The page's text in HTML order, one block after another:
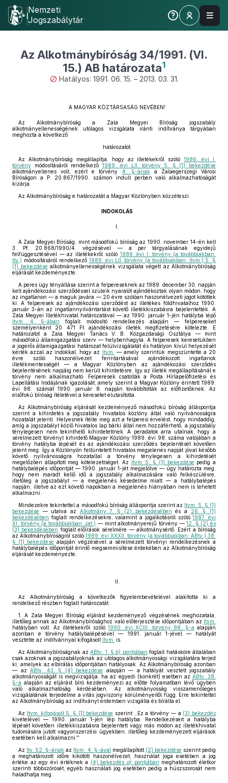
Nemzeti
Jogszabálytár
Az Alkotmánybíróság 34/1991. (VI.
15.) AB határozata1
Hatályos: 1991. 06. 15. – 2013. 03. 31.
A MAGYAR KÖZTÁRSASÁG NEVÉBEN!
Az Alkotmánybíróság a Zala Megyei Bíróság jogszabály
alkotmányellenességének utólagos vizsgálata iránti indítványa tárgyában
meghozta a következő
határozatot.
Az Alkotmánybíróság megállapítja, hogy az illetékekről szóló1986. évi I.
törvény módosításáról rendelkező1989. évi LII. törvény 5. § (1) bekezdése
alkotmányellenes volt, ezért e törvény 4. §-ánaka Zalaegerszegi Városi
Bíróságon a P. 20.867/1990. számon indult perben való alkalmazhatóságát
kizárja.
Az Alkotmánybíróság e határozatát a Magyar Közlönyben közzéteszi.
INDOKOLÁS
I.
A Zala Megyei Bíróság, mint másodfokú bíróság az 1990. november 14-én kelt
3. Pf. 20.868/1990/4. végzésével — a per tárgyalásának egyidejű
felfüggesztésével — az illetékekről szóló 1986. évi I. törvény (a továbbiakban:
Itv.) módosításáról rendelkező 1989. évi LII. törvény (a továbbiakban: Itvm.) 5. §
(1) bekezdése alkotmányellenességének vizsgálata végett az Alkotmánybíróság
eljárását kezdeményezte.
A peres ügy tényállása szerint a felpereseknek az 1989. december 30. napján
kelt ajándékozási szerződéssel szüleik nyaralót ajándékoztak olyan módon, hogy
az ingatlanon — a maguk javára — 20 évre szólóan haszonélvezeti jogot kötöttek
ki. A felperesek az ajándékozási szerződést az illetékes földhivatalhoz 1990.
január 3-án az ingatlannyilvántartást követő illetékkiszabásra bejelentették. A
Zala Megyei Illetékhivatal határozatával — az 1990. január 1-jén hatályba lépő
Itvm. 4. §-ában
foglalt módosító rendelkezés alapján — felpereseket
személyenként 20 471 Ft ajándékozási illeték megfizetésére kötelezte. E
határozatot a Zala Megyei Tanács V. B. Közgazdasági Osztálya — mint
másodfokú államigazgatási szerv — helybenhagyta. A felperesek keresetükben
a jogerős államigazgatási határozat felülvizsgálatát és hatályon kívül helyezését
kérték azzal az indokkal, hogy az Itvm.
— amely szerintük megszüntette a 20
évre szóló haszonélvezet fenntartásával ajándékozott ingatlanok
illetékmentességét — a Magyar Közlönyben az ajándékozási szerződés
bejelentésének napjáig nem került kihirdetésre, így az illeték megállapításánál e
törvény nem alkalmazható. Felperesek csatolták a Posta Hírlapelőfizetési és
Lapellátási Irodájának igazolását, amely szerint a Magyar Közlöny érintett 1989.
évi 98. számát 1990. január 8. napján továbbították az előfizetőknek. Az
elsőfokú bíróság ítéletével a keresetet elutasította.
Az Alkotmánybíróság eljárását kezdeményező másodfokú bíróság álláspontja
szerint a kihirdetés a jogszabály hivatalos közlöny által való nyilvánosságra
hozatalát jelenti. Helyesnek ítélte meg azt a felperesi érvelést, hogy mindaddig,
amíg a jogszabályt közlő hivatalos lap bárki által nem hozzáférhető, a jogszabály
ténylegesen nem tekinthető kihirdetettnek. A peradatok arra utalnak, hogy a
sérelmezett törvényt kihirdető Magyar Közlöny 1989. évi 98. száma valójában a
törvény hatályba lépését és az ajándékozási szerződés bejelentését követően
jelent meg. Így a Közlönyön feltüntetett hivatalos megjelenés napját jóval később
követő nyilvánosságra hozatallal a törvény ténylegesen a kihirdetését
megelőzően állapított meg kötelezettséget. Az Itvm. 5. § (1) bekezdése pedig a
hatálybalépés időpontját — 1990. január 1-jét megjelölve — úgy határozta meg,
hogy nem maradt kellő idő a jogszabály alkalmazására való felkészülésre,
illetőleg a jogszabályt — a megjelenés késedelme miatt — a hatálybalépés
napján, illetve az ezt követő napokban a megjelenés hiányában nem is lehetett
alkalmazni.
Mindezekre tekintettel a másodfokú bíróság álláspontja szerint az Itvm. 5. § (1)
bekezdése — utalva az Alkotmány 7. § (2) bekezdésében és a
26. § (1)
bekezdésében foglalt rendelkezésekre, valamint a jogalkotásról szóló1987. évi
XI. törvény (a továbbiakban: Jat.) — mint alkotmányerejű törvény —12. § (2) és
(3) bekezdésében foglalt előírások sérelmére — alkotmánysértő. Ezért a bíróság
az Alkotmánybíróságról szóló 1989. évi XXXII. törvény (a továbbiakban: ABtv.) 38.
§ (1) bekezdése alapján végzésével a sérelmezett törvényi rendelkezésnek a
hatálybalépés időpontját érintő megsemmisítése érdekében az Alkotmánybíróság
eljárását kezdeményezte.
II.
Az Alkotmánybíróság a következők figyelembevételével alakította ki a
rendelkező részben foglalt határozatát.
1. A Zala Megyei Bíróság eljárást kezdeményező végzésének meghozatala,
illetőleg annak az Alkotmánybírósághoz való előterjesztése időpontjában az Itvm.
hatályban volt. Az illetékekről szóló1990. évi XCIII. törvény 98. §-a alapján
azonban e törvény hatálybalépésével — 1991. január 1-jével — hatályát
vesztette az indítvánnyal kifogásolt Itvm. is.
Az Alkotmánybíróságnak azABtv. 1. §b) pontjában foglalt hatásköre általában
csak azoknak a jogszabályoknak az utólagos alkotmányossági vizsgálatára terjed
ki, amelyek az elbírálás időpontjában hatályosak. Az Alkotmánybíróság azonban
— az ABtv. 43. § (4) bekezdése alapján — a hatályát vesztett jogszabály
alkotmányosságát is megvizsgálja, ha az egyedi (konkrét) esetben az ABtv. 38.
§-a alapján az eljárást bíró kezdeményezi az előtte folyamatban lévő ügyben
való alkalmazhatóság kérdésében. Az alkotmányosság visszamenőleges
vizsgálatának terjedelme a vitás jogviszony körülményeitől függ. Erre tekintettel
az Alkotmánybíróság az indítványt érdemben vizsgálta és bírálta el.
Az Itvm. kifogásolt 5. § (1) bekezdése szerint ,,Ez a törvény — a (3) bekezdés
kivételével — 1990. január 1-jén lép hatályba. Rendelkezéseit a hatályba
lépését követően illetékkiszabásra bejelentett vagy más módon az illetékhivatal
tudomására jutott vagyonszerzési ügyekben, illetőleg kezdeményezett eljárások
esetében kell alkalmazni.''
Az Itv. 52. §-ának az Itvm. 4. §-ával megállapított (2) bekezdése szerint pedig
a meghatározott időre kikötött haszonélvezet, használat joga esetében a jog
értéke az egy évi értéknek a (4) bekezdésa) pontjában meghatározott életkor
szerinti többszörösét, egyéb használati jog esetében pedig a húszszorosát nem
haladhatja meg.